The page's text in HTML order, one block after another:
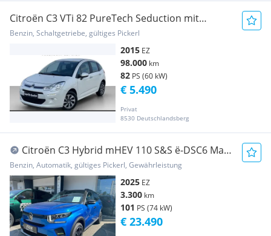
Citroën C3 VTi 82 PureTech Seduction mit
Fulldrive
Benzin, Schaltgetriebe, gültiges Pickerl
2015 EZ
98.000 km
82 PS (60 kW)
Privat
8530 Deutschlandsberg
€ 5.490
Citroën C3 Hybrid mHEV 110 S&S ë-DSC6 Max
(C4710)
Benzin, Automatik, gültiges Pickerl, Gewährleistung
2025 EZ
3.300 km
101 PS (74 kW)
€ 23.490